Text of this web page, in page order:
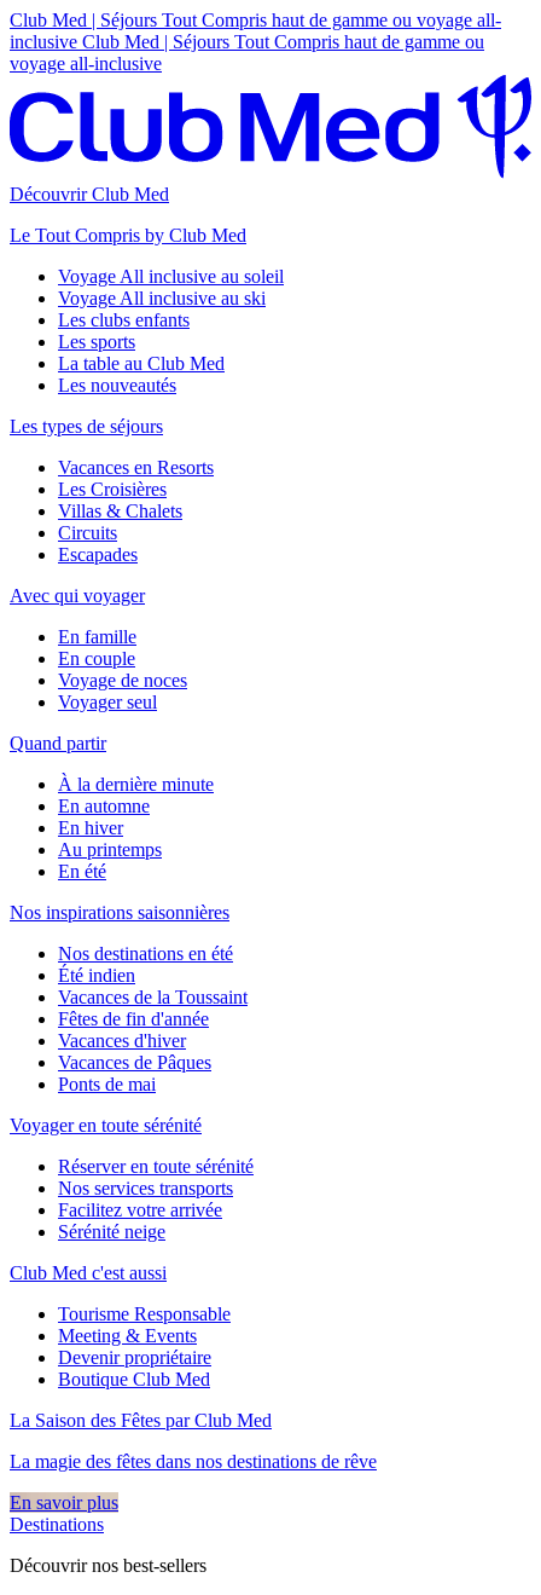
Club Med | Séjours Tout Compris haut de gamme ou voyage all-
inclusive Club Med | Séjours Tout Compris haut de gamme ou
voyage all-inclusive
Découvrir Club Med
Le Tout Compris by Club Med
Voyage All inclusive au soleil
Voyage All inclusive au ski
Les clubs enfants
Les sports
La table au Club Med
Les nouveautés
Les types de séjours
Vacances en Resorts
Les Croisières
Villas & Chalets
Circuits
Escapades
Avec qui voyager
En famille
En couple
Voyage de noces
Voyager seul
Quand partir
À la dernière minute
En automne
En hiver
Au printemps
En été
Nos inspirations saisonnières
Nos destinations en été
Été indien
Vacances de la Toussaint
Fêtes de fin d'année
Vacances d'hiver
Vacances de Pâques
Ponts de mai
Voyager en toute sérénité
Réserver en toute sérénité
Nos services transports
Facilitez votre arrivée
Sérénité neige
Club Med c'est aussi
Tourisme Responsable
Meeting & Events
Devenir propriétaire
Boutique Club Med
La Saison des Fêtes par Club Med
La magie des fêtes dans nos destinations de rêve​
En savoir plus
Destinations
Découvrir nos best-sellers